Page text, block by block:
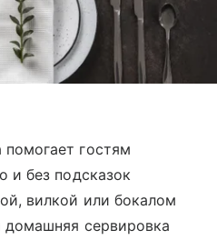
гостям
и без подсказок
вилкой или бокалом
домашняя сервировка